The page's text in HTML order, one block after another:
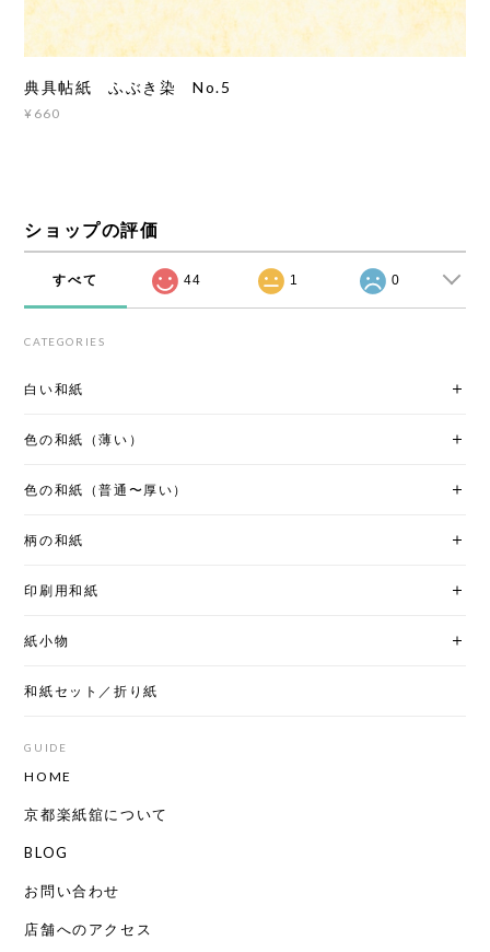
典具帖紙 ふぶき染 No.5
¥660
ショップの評価
すべて 44 1 0
CATEGORIES
白い和紙
色の和紙（薄い）
色の和紙（普通〜厚い）
柄の和紙
印刷用和紙
紙小物
和紙セット／折り紙
GUIDE
HOME
京都楽紙舘について
BLOG
お問い合わせ
店舗へのアクセス